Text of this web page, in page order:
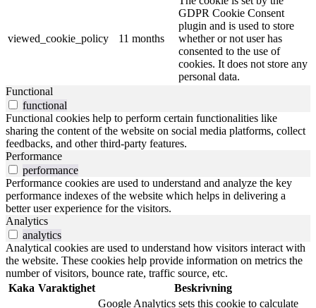
viewed_cookie_policy 11 months
GDPR Cookie Consent
plugin and is used to store
whether or not user has
consented to the use of
cookies. It does not store any
personal data.
Functional
functional
Functional cookies help to perform certain functionalities like
sharing the content of the website on social media platforms, collect
feedbacks, and other third-party features.
Performance
performance
Performance cookies are used to understand and analyze the key
performance indexes of the website which helps in delivering a
better user experience for the visitors.
Analytics
analytics
Analytical cookies are used to understand how visitors interact with
the website. These cookies help provide information on metrics the
number of visitors, bounce rate, traffic source, etc.
Kaka Varaktighet Beskrivning
Google Analytics sets this cookie to calculate